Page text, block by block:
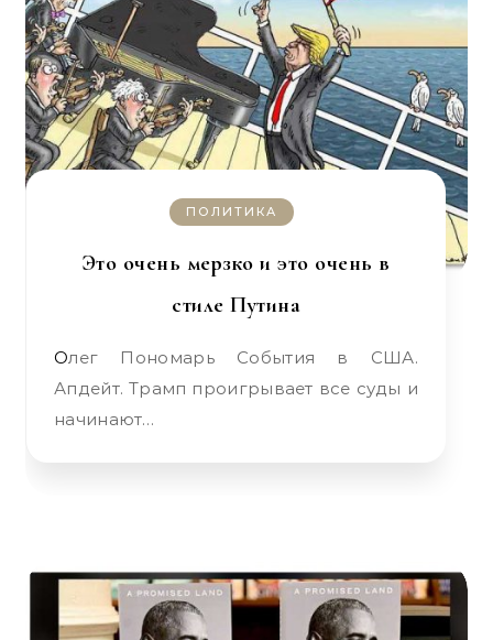
ПОЛИТИКА
Это очень мерзко и это очень в
стиле Путина
Олег Пономарь События в США.
Апдейт. Трамп проигрывает все суды и
начинают…